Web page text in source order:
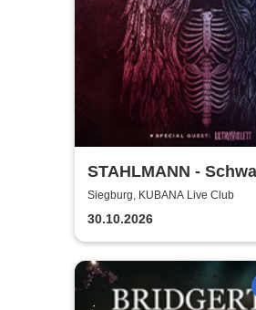
STAHLMANN -
der Tod Tour 2026
Siegburg, KUBANA Live Club
30.10.2026